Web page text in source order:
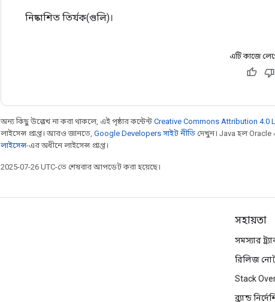
নিষ্কাশিত তির্যক(গুলি)।
এটি কাজে
অন্য কিছু উল্লেখ না করা থাকলে, এই পৃষ্ঠার কন্টেন্ট Creative Commons Attribution 4.0
লাইসেন্স প্রাপ্ত। আরও জানতে, Google Developers সাইট নীতি দেখুন। Java হল Oracle
লাইসেন্স-এর অধীনে লাইসেন্স প্রাপ্ত।
2025-07-26 UTC-তে শেষবার আপডেট করা হয়েছে।
সহায়তা
সমস্যার
রিলিজ
Stack
ব্র্যান্ড